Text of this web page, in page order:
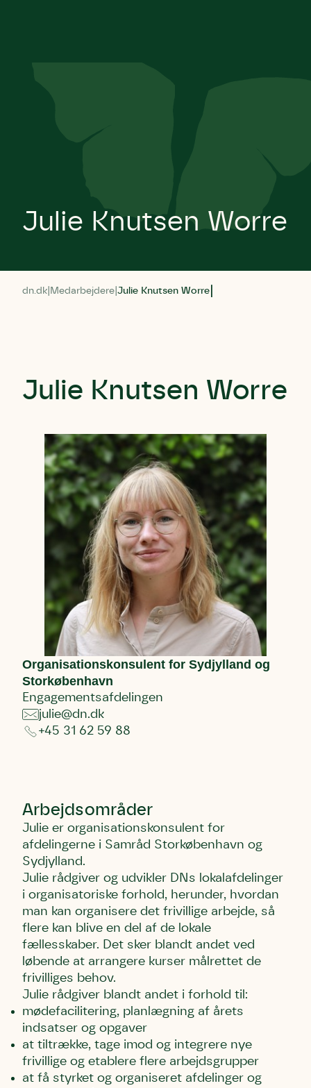
Julie Knutsen Worre
dn.dk Medarbejdere Julie Knutsen Worre
Julie Knutsen Worre
Organisationskonsulent for Sydjylland og
Storkøbenhavn
Engagementsafdelingen
julie@dn.dk
+45 31 62 59 88
Arbejdsområder
Julie er organisationskonsulent for
afdelingerne i Samråd Storkøbenhavn og
Sydjylland.
Julie rådgiver og udvikler DNs lokalafdelinger
i organisatoriske forhold, herunder, hvordan
man kan organisere det frivillige arbejde, så
flere kan blive en del af de lokale
fællesskaber. Det sker blandt andet ved
løbende at arrangere kurser målrettet de
frivilliges behov.
Julie rådgiver blandt andet i forhold til:
mødefacilitering, planlægning af årets
indsatser og opgaver
at tiltrække, tage imod og integrere nye
frivillige og etablere flere arbejdsgrupper
at få styrket og organiseret afdelinger og
Skriv under (hjørring)
Fornavn
Efternavn
Email
Telefon
Danmarks Naturfredningsforening må gerne
Sund Limfjord
Fornavn
Efternavn
Email
Telefon
Danmarks Naturfredningsforening må gerne
Storken tilbage til Kolding
Fornavn
Efternavn
Email
Telefon
Danmarks Naturfredningsforening må gerne